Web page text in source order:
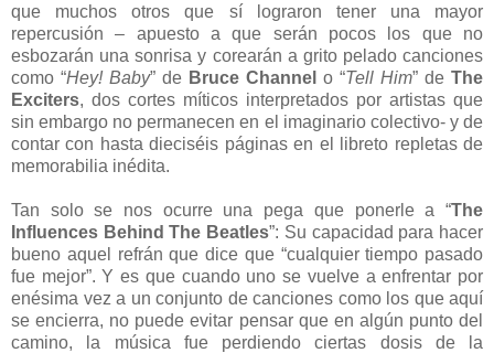
que muchos otros que sí lograron tener una mayor
repercusión – apuesto a que serán pocos los que no
esbozarán una sonrisa y corearán a grito pelado canciones
como “Hey! Baby” de Bruce Channel o “Tell Him” de The
Exciters, dos cortes míticos interpretados por artistas que
sin embargo no permanecen en el imaginario colectivo- y de
contar con hasta dieciséis páginas en el libreto repletas de
memorabilia inédita.
Tan solo se nos ocurre una pega que ponerle a “The
Influences Behind The Beatles”: Su capacidad para hacer
bueno aquel refrán que dice que “cualquier tiempo pasado
fue mejor”. Y es que cuando uno se vuelve a enfrentar por
enésima vez a un conjunto de canciones como los que aquí
se encierra, no puede evitar pensar que en algún punto del
camino, la música fue perdiendo ciertas dosis de la